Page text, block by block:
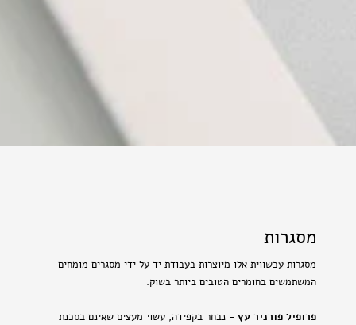
מסגרות
מסגרות עכשווית אלו מיוצרות בעבודת יד על ידי מסגרים מומחים
המשתמשים בחומרים הטובים ביותר בשוק.
פרופיל פורניר עץ - נבחר בקפידה, עשוי מעצים שאינם בסכנת